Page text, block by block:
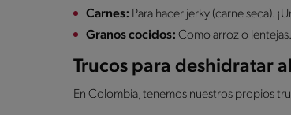
Carnes: Para hacer jerky (carne seca).
Granos cocidos: Como arroz o
Trucos para deshidratar
En Colombia, tenemos nuestros propios